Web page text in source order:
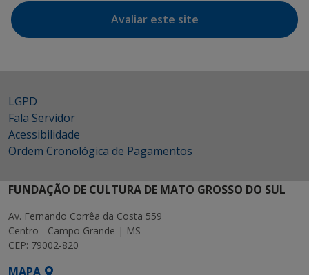
Avaliar este site
LGPD
Fala Servidor
Acessibilidade
Ordem Cronológica de Pagamentos
FUNDAÇÃO DE CULTURA DE MATO GROSSO DO SUL
Av. Fernando Corrêa da Costa 559
Centro - Campo Grande | MS
CEP: 79002-820
MAPA